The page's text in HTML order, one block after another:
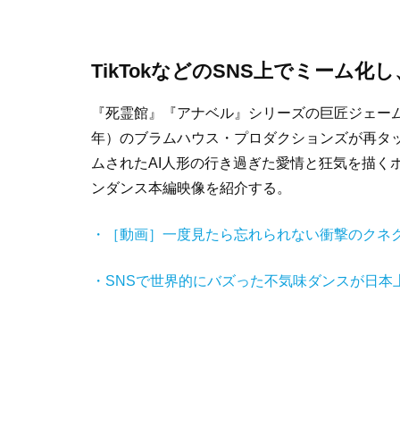
TikTokなどのSNS上でミーム化
『死霊館』『アナベル』シリーズの巨匠ジェ
年）のブラムハウス・プロダクションズが再
ムされたAI人形の行き過ぎた愛情と狂気を描
ンダンス本編映像を紹介する。
・［動画］一度見たら忘れられない衝撃のク
・SNSで世界的にバズった不気味ダンスが日